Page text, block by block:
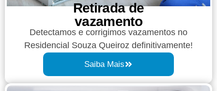
Retirada de
vazamento​​
Detectamos e corrigimos vazamentos no
Residencial Souza Queiroz definitivamente!
Saiba Mais